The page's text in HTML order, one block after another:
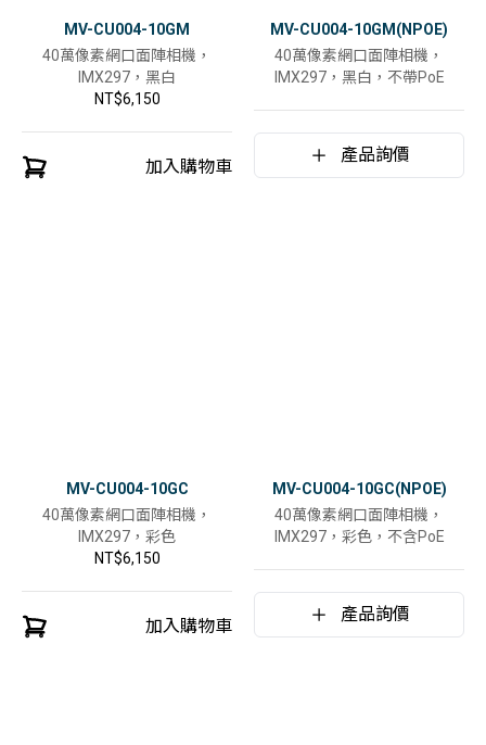
MV-CU004-10GM
40萬像素網口面陣相機，
IMX297，黑白
NT$6,150
加入購物車
MV-CU004-10GM(NPOE)
40萬像素網口面陣相機，
IMX297，黑白，不帶PoE
產品詢價
MV-CU004-10GC
40萬像素網口面陣相機，
IMX297，彩色
NT$6,150
加入購物車
MV-CU004-10GC(NPOE)
40萬像素網口面陣相機，
IMX297，彩色，不含PoE
產品詢價